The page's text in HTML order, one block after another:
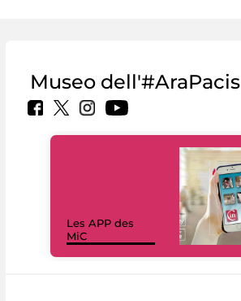
Museo dell'#AraPacis
Les APP des
MiC